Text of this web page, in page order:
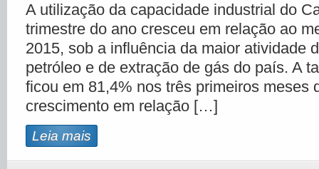
A utilização da capacidade industrial do
trimestre do ano cresceu em relação ao
2015, sob a influência da maior atividade
petróleo e de extração de gás do país. A
ficou em 81,4% nos três primeiros meses
crescimento em relação […]
Leia mais